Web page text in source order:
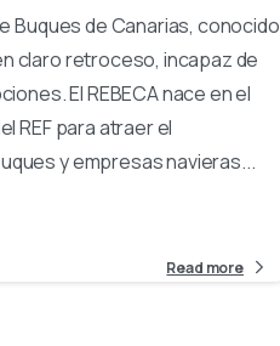
Buques de Canarias, conocido
claro retroceso, incapaz de
El REBECA nace en el
REF para atraer el
y empresas navieras...
Read more